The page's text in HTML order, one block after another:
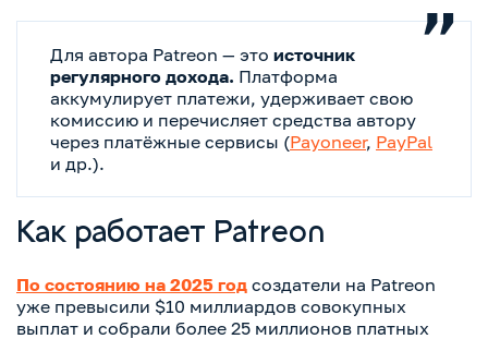
Для автора Patreon — это источник
регулярного дохода. Платформа
аккумулирует платежи, удерживает свою
комиссию и перечисляет средства автору
через платёжные сервисы (Payoneer, PayPal
и др.).
Как работает Patreon
По состоянию на 2025 год создатели на Patreon
уже превысили $10 миллиардов совокупных
выплат и собрали более 25 миллионов платных